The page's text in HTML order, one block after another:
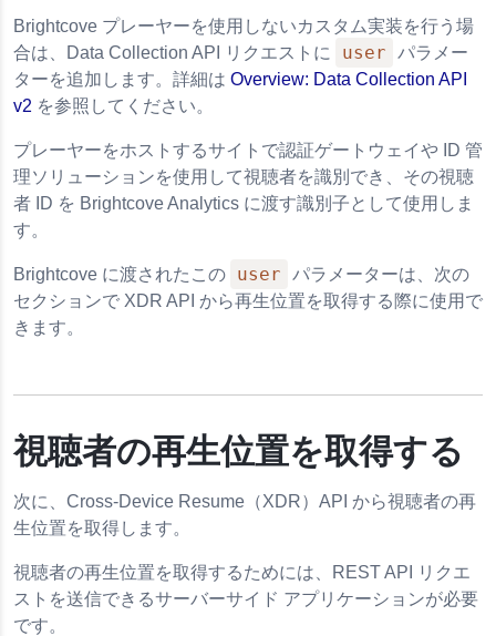
Brightcove プレーヤーを使用しないカスタム実装を行う場
合は、Data Collection API リクエストに
user
パラメー
ターを追加します。詳細は Overview: Data Collection API
v2 を参照してください。
プレーヤーをホストするサイトで認証ゲートウェイや ID 管
理ソリューションを使用して視聴者を識別でき、その視聴
者 ID を Brightcove Analytics に渡す識別子として使用しま
す。
Brightcove に渡されたこの user
パラメーターは、次の
セクションで XDR API から再生位置を取得する際に使用で
きます。
視聴者の再生位置を取得する
次に、Cross-Device Resume（XDR）API から視聴者の再
生位置を取得します。
視聴者の再生位置を取得するためには、REST API リクエ
ストを送信できるサーバーサイド アプリケーションが必要
です。